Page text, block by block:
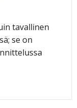
tavallinen
se on